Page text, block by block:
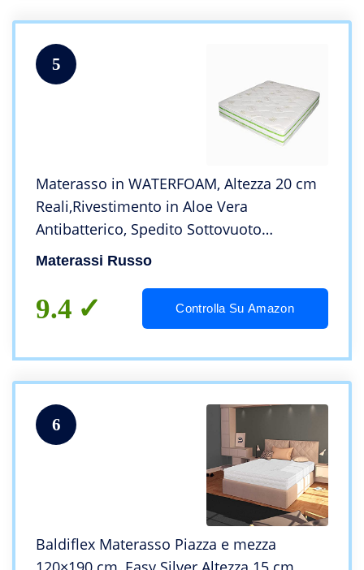
5
Materasso in WATERFOAM, Altezza 20 cm
Reali,Rivestimento in Aloe Vera
Antibatterico, Spedito Sottovuoto
Arrotolato, 100% Made in Italy (120 x 190
Materassi Russo
9.4 Controlla Su Amazon
6
Baldiflex Materasso Piazza e mezza